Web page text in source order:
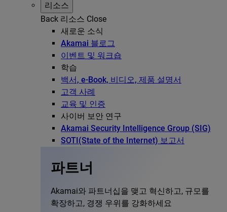
리소스
Back 리소스 Close
새로운 소식
Akamai 블로그
이벤트 및 워크숍
학습
백서, e-Book, 비디오, 제품 설명서
고객 사례
교육 및 인증
사이버 보안 연구
Akamai Security Intelligence Group (SIG)
SOTI(State of the Internet) 보고서
파트너
Akamai와 파트너십을 맺고 혁신하고, 규모를
확장하고, 경쟁 우위를 강화하세요